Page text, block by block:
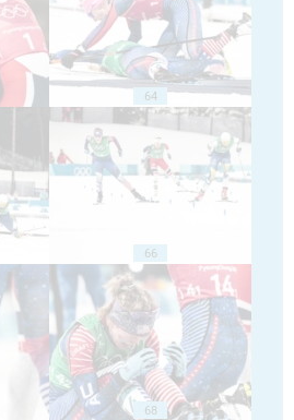
64
66
68